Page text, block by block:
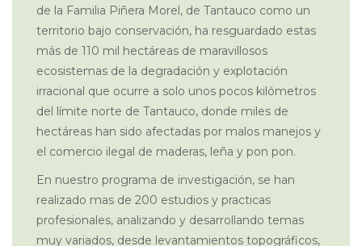
de la Familia Piñera Morel, de Tantauco como un
territorio bajo conservación, ha resguardado estas
más de 110 mil hectáreas de maravillosos
ecosistemas de la degradación y explotación
irracional que ocurre a solo unos pocos kilómetros
del límite norte de Tantauco, donde miles de
hectáreas han sido afectadas por malos manejos y
el comercio ilegal de maderas, leña y pon pon.
En nuestro programa de investigación, se han
realizado mas de 200 estudios y practicas
profesionales, analizando y desarrollando temas
muy variados, desde levantamientos topográficos,